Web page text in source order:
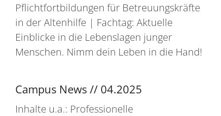
Pflichtfortbildungen für Betreuungskräfte
in der Altenhilfe | Fachtag: Aktuelle
Einblicke in die Lebenslagen junger
Menschen. Nimm dein Leben in die Hand!
Campus News // 04.2025
Inhalte u.a.: Professionelle